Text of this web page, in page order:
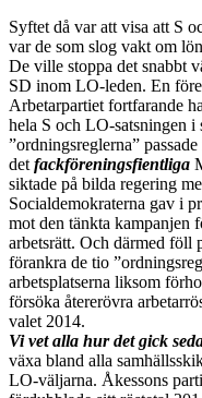
Syftet då var att visa att S
var de som slog vakt om
De ville stoppa det snabbt
SD inom LO-leden. En
Arbetarpartiet fortfarande
hela S och LO-satsningen i
”ordningsreglerna”
det fackföreningsfientliga
siktade på bilda regering
Socialdemokraterna gav i
mot den tänkta kampanjen
arbetsrätt. Och därmed föll
förankra de tio
arbetsplatserna liksom
försöka återerövra
valet 2014.
Vi vet alla hur det gick
växa bland alla
LO-väljarna. Åkessons